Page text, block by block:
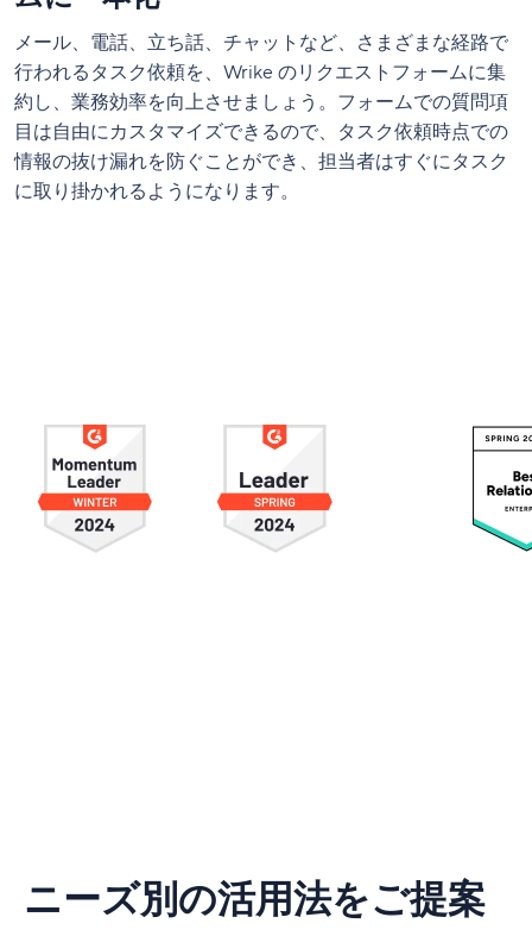
メール、電話、立ち話、チャットなど、さまざまな経路で
行われるタスク依頼を、Wrike のリクエストフォームに集
約し、業務効率を向上させましょう。フォームでの質問項
目は自由にカスタマイズできるので、タスク依頼時点での
情報の抜け漏れを防ぐことができ、担当者はすぐにタスク
に取り掛かれるようになります。
ニーズ別の活用法をご提案